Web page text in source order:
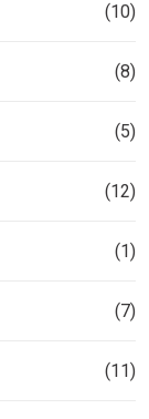
(10)
(8)
(5)
(12)
(1)
(7)
(11)